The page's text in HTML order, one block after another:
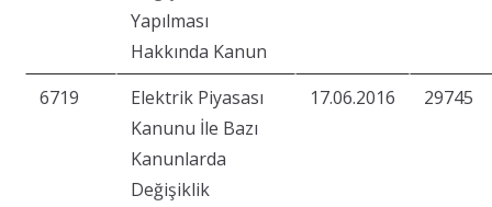
Yapılması
Hakkında Kanun
6719
Elektrik Piyasası
Kanunu İle Bazı
Kanunlarda
Değişiklik
17.06.2016 29745